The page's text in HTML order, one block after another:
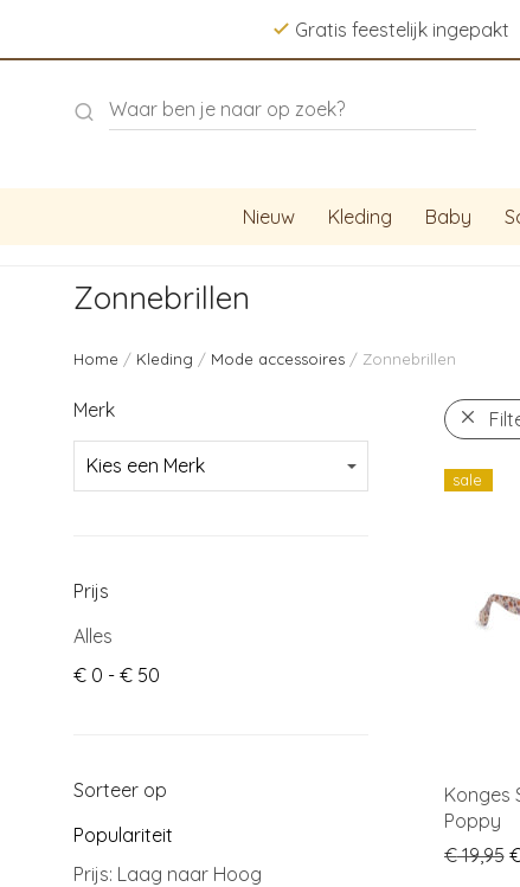
Gratis feestelijk ingepakt
Nieuw Kleding Baby
Zonnebrillen
Home / Kleding / Mode accessoires / Zonnebrillen
Merk
Prijs
Alles
€ 0 - € 50
Sorteer op
Populariteit
Prijs: Laag naar Hoog
sale
Konges
Poppy
€19,95